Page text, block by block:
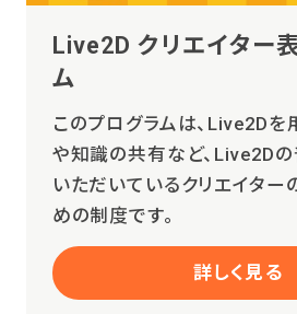
Live2D クリエイター
ム
このプログラムは、Live2D
や知識の共有など、Live2D
いただいているクリエイター
めの制度です。
詳しく見る